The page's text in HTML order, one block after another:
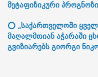
მეტაფიზიკური პროგნოზი
⭕ „საქართველოში
მაღალმთიან აჭარაში
გვიზიარებს გიორგი